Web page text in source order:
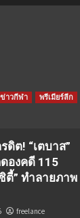
ข่าวกีฬา
พรีเมียร์ลีก
ดิต! “เตบาส”
องคดี 115
ตี้” ทำลายภาพ
freelance